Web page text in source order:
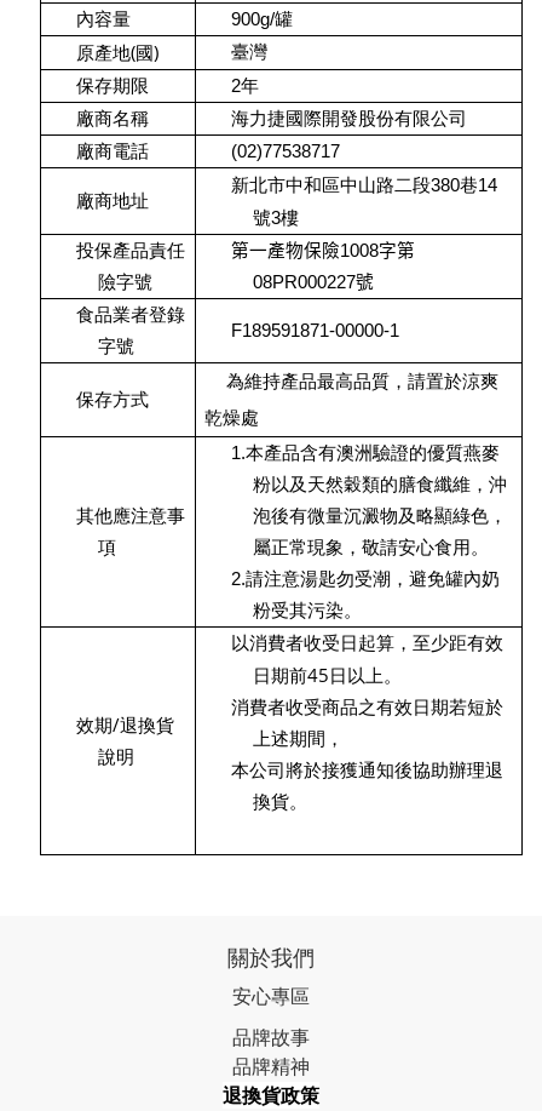
內容量
900g/罐
原產地(國)
臺灣
保存期限
2年
廠商名稱
海力捷國際開發股份有限公司
廠商電話
(02)77538717
廠商地址
新北市中和區中山路二段380巷14
號3樓
投保產品責任
險字號
第一產物保險1008字第
08PR000227號
食品業者登錄
字號
F189591871-00000-1
保存方式
為維持產品最高品質，請置於涼爽
乾燥處
其他應注意事
項
1.本產品含有澳洲驗證的優質燕麥
粉以及天然穀類的膳食纖維，沖
泡後有微量沉澱物及略顯綠色，
屬正常現象，敬請安心食用。
2.請注意湯匙勿受潮，避免罐內奶
粉受其污染。
效期/退換貨
說明
以消費者收受日起算，至少距有效
日期前45 日以上。
消費者收受商品之有效日期若短於
上述期間，
本公司將於接獲通知後協助辦理退
換貨。
關於我們
安心專區
品牌故事
品牌精神
退換貨政策